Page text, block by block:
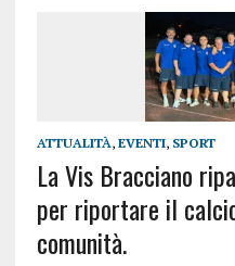
ATTUALITÀ, EVENTI, SPORT
La Vis Bracciano
per riportare il
comunità.